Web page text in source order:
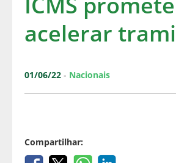
acelerar
01/06/22 - Nacionais
Compartilhar: